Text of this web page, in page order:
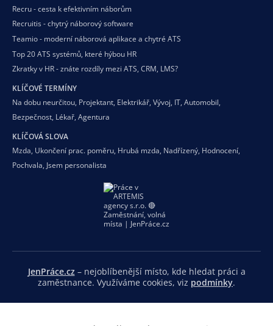
Recru - cesta k efektivním náborům
Recruitis - chytrý náborový software
Teamio - moderní náborová aplikace a chytré ATS
Top 20 ATS systémů, které hýbou HR
Zkratky v HR - znáte rozdíly mezi ATS, CRM, LMS?
KLÍČOVÉ TERMÍNY
Na dobu neurčitou, Projektant, Elektrikář, Vývoj, IT, Automobil,
Bezpečnost, Lékař, Agentura
KLÍČOVÁ SLOVA
Mzda, Ukončení prac. poměru, Hrubá mzda, Nadřízený, Hodnocení,
Pochvala, Jsem personalista
JenPráce.cz– nejoblíbenější místo, kde hledat práci a
zaměstnance. Využíváme cookies, viz podmínky.